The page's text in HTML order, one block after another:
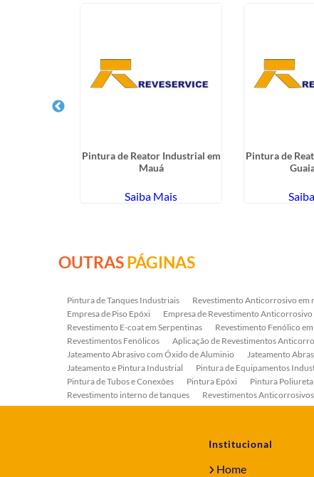
Pintura de Reator Industrial em
Mauá
Saiba Mais
Pintura de
OUTRASPÁGINAS
Pintura de Tanques Industriais Revestimento Anticorrosivo em
Empresa de Piso Epóxi
Empresa de Revestimento Anticorrosivo
Revestimento E-coat em Serpentinas
Revestimento Fenólico
Revestimentos Fenólicos
Aplicação de Revestimentos
Jateamento Abrasivo com Óxido de Aluminio
Jateamento
Jateamento e Pintura Industrial
Pintura de Equipamentos
Pintura de Tubos e Conexões
Pintura Epóxi Pintura
Revestimento interno de tanques
Revestimentos Anticorrosivos
Serviço de Jateamento e Pintura
Serviço de Jateamento em
Institucional
Home